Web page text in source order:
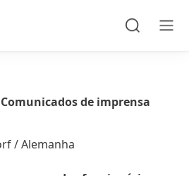
Comunicados de imprensa
/ Alemanha